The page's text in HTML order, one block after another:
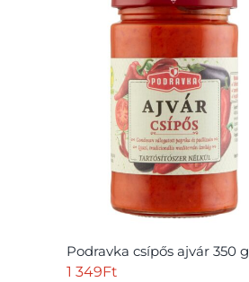
Podravka csípős ajvár 350 g
1 349Ft